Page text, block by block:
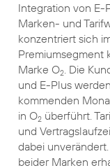
Integration von E-
Marken- und
konzentriert sich
Premiumsegment
Marke O2. Die
und E-Plus
kommenden
in O2überführt.
und
dabei
beider Marken